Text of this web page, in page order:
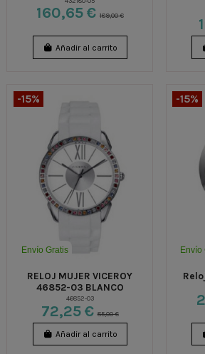
160,65 €189,00 €
Añadir al carrito
Envío Gratis
-15%
RELOJ MUJER VICEROY
46852-03 BLANCO
46852-03
72,25 €85,00 €
Añadir al carrito
Envío
-15%